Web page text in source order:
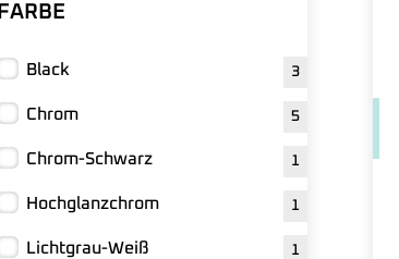
FARBE
Black 3
Chrom 5
Chrom-Schwarz 1
Hochglanzchrom 1
Lichtgrau-Weiß 1